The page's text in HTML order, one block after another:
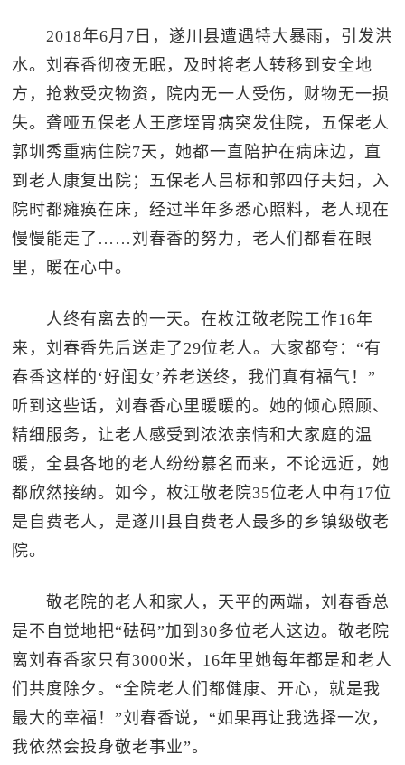
2018年6月7日，遂川县遭遇特大暴雨，引发洪
水。刘春香彻夜无眠，及时将老人转移到安全地
方，抢救受灾物资，院内无一人受伤，财物无一损
失。聋哑五保老人王彦垤胃病突发住院，五保老人
郭圳秀重病住院7天，她都一直陪护在病床边，直
到老人康复出院；五保老人吕标和郭四仔夫妇，入
院时都瘫痪在床，经过半年多悉心照料，老人现在
慢慢能走了……刘春香的努力，老人们都看在眼
里，暖在心中。
人终有离去的一天。在枚江敬老院工作16年
来，刘春香先后送走了29位老人。大家都夸：“有
春香这样的‘好闺女’养老送终，我们真有福气！”
听到这些话，刘春香心里暖暖的。她的倾心照顾、
精细服务，让老人感受到浓浓亲情和大家庭的温
暖，全县各地的老人纷纷慕名而来，不论远近，她
都欣然接纳。如今，枚江敬老院35位老人中有17位
是自费老人，是遂川县自费老人最多的乡镇级敬老
院。
敬老院的老人和家人，天平的两端，刘春香总
是不自觉地把“砝码”加到30多位老人这边。敬老院
离刘春香家只有3000米，16年里她每年都是和老人
们共度除夕。“全院老人们都健康、开心，就是我
最大的幸福！”刘春香说，“如果再让我选择一次，
我依然会投身敬老事业”。